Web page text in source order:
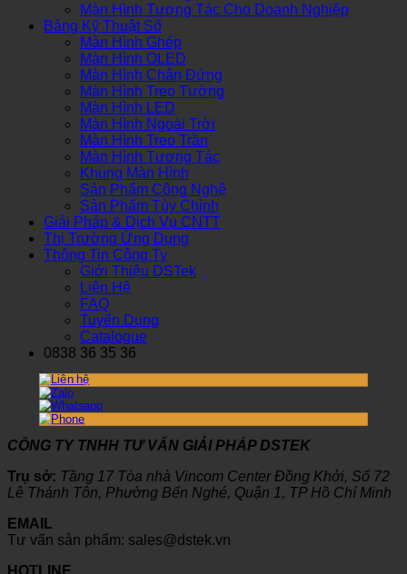
Màn Hình Tương Tác Cho Doanh Nghiệp
Bảng Kỹ Thuật Số
Màn Hình Ghép
Màn Hình OLED
Màn Hình Chân Đứng
Màn Hình Treo Tường
Màn Hình LED
Màn Hình Ngoài Trời
Màn Hình Treo Trần
Màn Hình Tương Tác
Khung Màn Hình
Sản Phẩm Công Nghệ
Sản Phẩm Tùy Chỉnh
Giải Pháp & Dịch Vụ CNTT
Thị Trường Ứng Dụng
Thông Tin Công Ty
Giới Thiệu DSTek
Liên Hệ
FAQ
Tuyển Dụng
Catalogue
0838 36 35 36
CÔNG TY TNHH TƯ VẤN GIẢI PHÁP DSTEK
Trụ sở: Tầng 17 Tòa nhà Vincom Center Đồng Khởi, Số 72
Lê Thánh Tôn, Phường Bến Nghé, Quận 1, TP Hồ Chí Minh
EMAIL
Tư vấn sản phẩm: sales@dstek.vn
HOTLINE